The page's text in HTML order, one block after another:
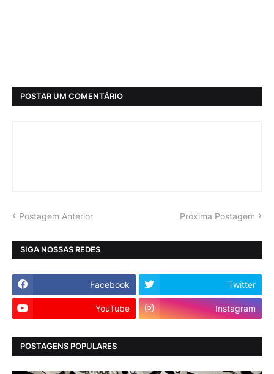
POSTAR UM COMENTÁRIO
Postagem Anterior Próxima Postagem
SIGA NOSSAS REDES
Facebook Twitter
YouTube Instagram
POSTAGENS POPULARES